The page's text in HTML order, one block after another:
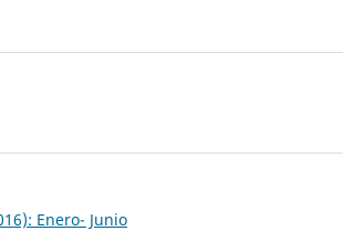
Enero- Junio